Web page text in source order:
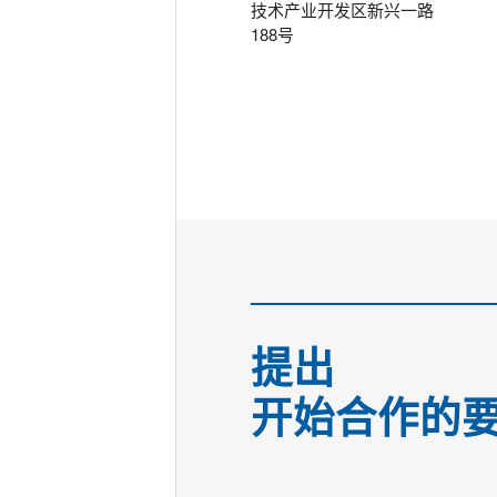
技术产业开发区新兴一路
188号
提出
开始合作的